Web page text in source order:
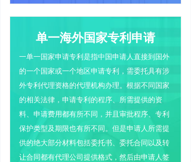
单一海外国家专利申请
一单一国家申请专利是指中国申请人直接到国外
的一个国家或一个地区申请专利，需委托具有涉
外专利代理资格的代理机构办理。根据不同国家
的相关法律，申请专利的程序、所需提供的资
料、申请费用都有所不同，并且审批程序、专利
保护类型及期限也有所不同。但是申请人所需提
供的绝大部分材料包括委托书、委托合同以及转
让合同都有代理公司提供格式，然后由申请人签